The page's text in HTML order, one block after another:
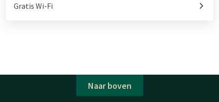
Gratis Wi-Fi
Naar boven